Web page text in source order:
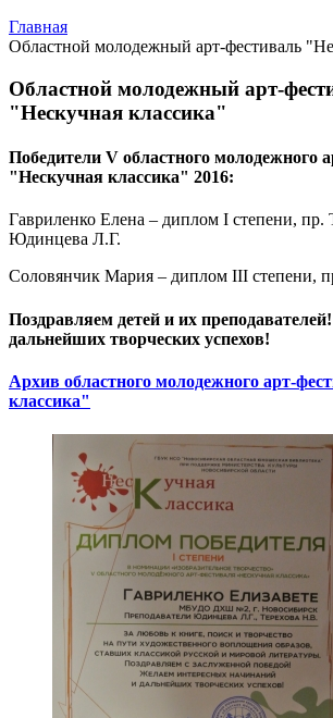
Главная
Областной молодежный арт-фестиваль
Областной молодежный арт-
"Нескучная классика"
Победители V областного молодежного
"Нескучная классика" 2016:
Гавриленко Елена – диплом I степени, пр.
Юдинцева Л.Г.
Соловянчик Мария – диплом III степени,
Поздравляем детей и их
дальнейших творческих успехов!
Архив областного молодежного арт-
классика"